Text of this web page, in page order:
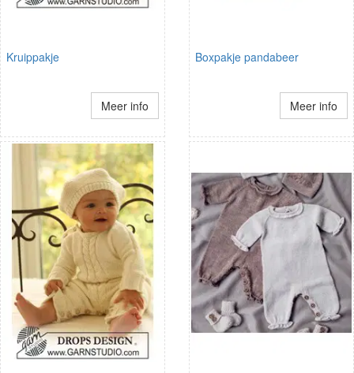
Kruippakje
Meer info
Boxpakje pandabeer
Meer info